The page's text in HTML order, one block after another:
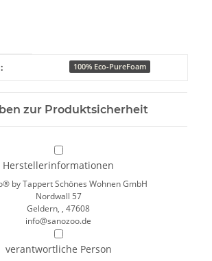
100% Eco-PureFoam
zur Produktsicherheit
Herstellerinformationen
by Tappert Schönes Wohnen GmbH
Nordwall 57
Geldern, , 47608
info@sanozoo.de
verantwortliche Person